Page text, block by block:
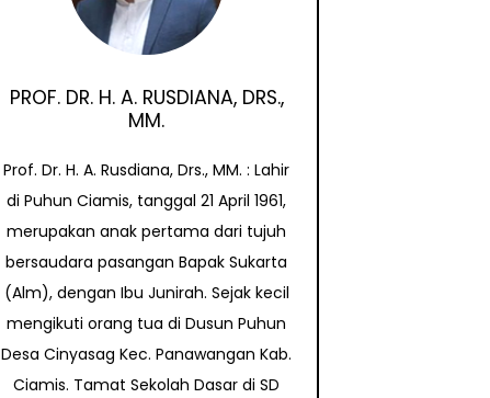
PROF. DR. H. A. RUSDIANA, DRS.,
MM.
Prof. Dr. H. A. Rusdiana, Drs., MM. : Lahir
di Puhun Ciamis, tanggal 21 April 1961,
merupakan anak pertama dari tujuh
bersaudara pasangan Bapak Sukarta
(Alm), dengan Ibu Junirah. Sejak kecil
mengikuti orang tua di Dusun Puhun
Desa Cinyasag Kec. Panawangan Kab.
Ciamis. Tamat Sekolah Dasar di SD